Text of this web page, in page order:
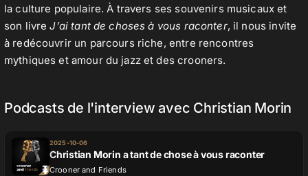
la culture populaire. À travers ses souvenirs musicaux et
son livreJ’ai tant de choses à vous raconter, il nous invite
à redécouvrir un parcours riche, entre rencontres
mythiques et amour du jazz et des crooners.
Podcasts de l'interview avec Christian Morin
2025-10-06
Christian Morin a tant de chose à vous raconter
Crooner and Friends